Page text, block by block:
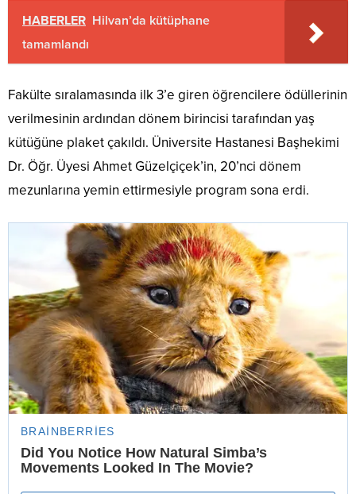
HABERLER Hilvan’da kütüphane
tamamlandı
Fakülte sıralamasında ilk 3’e giren öğrencilere ödüllerinin
verilmesinin ardından dönem birincisi tarafından yaş
kütüğüne plaket çakıldı. Üniversite Hastanesi Başhekimi
Dr. Öğr. Üyesi Ahmet Güzelçiçek’in, 20’nci dönem
mezunlarına yemin ettirmesiyle program sona erdi.